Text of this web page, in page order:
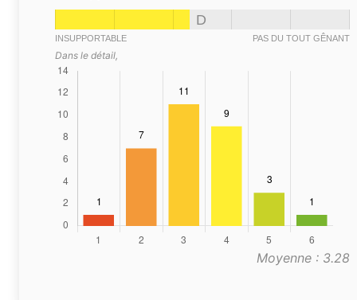
D
INSUPPORTABLE PAS DU TOUT GÊNANT
Dans le détail,
Moyenne : 3.28